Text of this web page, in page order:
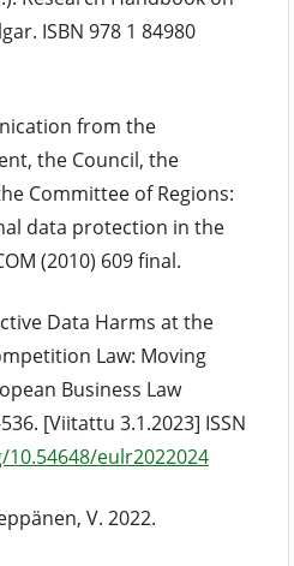
ISBN 978 1 84980
from the
the Council, the
Committee of Regions:
data protection in the
(2010) 609 final.
Data Harms at the
Law: Moving
Business Law
[Viitattu 3.1.2023] ISSN
eulr2022024
V. 2022.